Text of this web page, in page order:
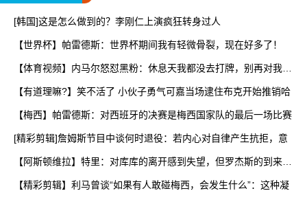
[韩国]这是怎么做到的？李刚仁上演疯狂转身过人
【世界杯】帕雷德斯：世界杯期间我有轻微骨裂，现在好多了！
【体育视频】内马尔怒怼黑粉：休息天我都没去打牌，别再对我指
【有道理嘛?】笑不活了 小伙子勇气可嘉当场逮住布克开始推销哈
【梅西】帕雷德斯：对西班牙的决赛是梅西国家队的最后一场比赛
[精彩剪辑]詹姆斯节目中谈何时退役：若内心对自律产生抗拒，意
【阿斯顿维拉】特里：对库库的离开感到失望，但罗杰斯的到来又
【精彩剪辑】利马曾谈“如果有人敢碰梅西，会发生什么”：这种凝